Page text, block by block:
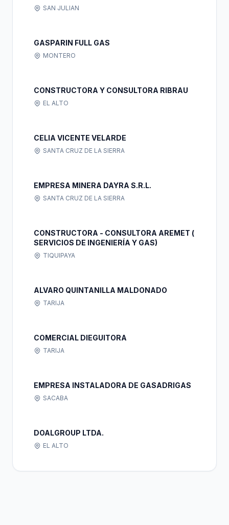
SAN JULIAN
GASPARIN FULL GAS
MONTERO
CONSTRUCTORA Y CONSULTORA RIBRAU
EL ALTO
CELIA VICENTE VELARDE
SANTA CRUZ DE LA SIERRA
EMPRESA MINERA DAYRA S.R.L.
SANTA CRUZ DE LA SIERRA
CONSTRUCTORA - CONSULTORA AREMET (
SERVICIOS DE INGENIERÍA Y GAS)
TIQUIPAYA
ALVARO QUINTANILLA MALDONADO
TARIJA
COMERCIAL DIEGUITORA
TARIJA
EMPRESA INSTALADORA DE GASADRIGAS
SACABA
DOALGROUP LTDA.
EL ALTO